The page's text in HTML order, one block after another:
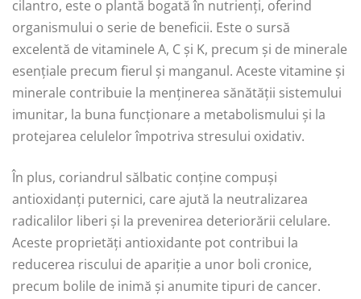
cilantro, este o plantă bogată în nutrienți, oferind
organismului o serie de beneficii. Este o sursă
excelentă de vitaminele A, C și K, precum și de minerale
esențiale precum fierul și manganul. Aceste vitamine și
minerale contribuie la menținerea sănătății sistemului
imunitar, la buna funcționare a metabolismului și la
protejarea celulelor împotriva stresului oxidativ.
În plus, coriandrul sălbatic conține compuși
antioxidanți puternici, care ajută la neutralizarea
radicalilor liberi și la prevenirea deteriorării celulare.
Aceste proprietăți antioxidante pot contribui la
reducerea riscului de apariție a unor boli cronice,
precum bolile de inimă și anumite tipuri de cancer.